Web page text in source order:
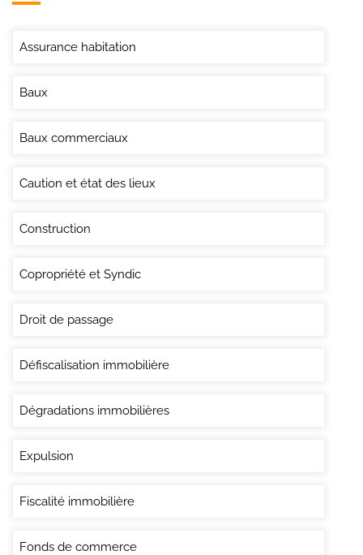
Assurance habitation
Baux
Baux commerciaux
Caution et état des lieux
Construction
Copropriété et Syndic
Droit de passage
Défiscalisation immobilière
Dégradations immobilières
Expulsion
Fiscalité immobilière
Fonds de commerce